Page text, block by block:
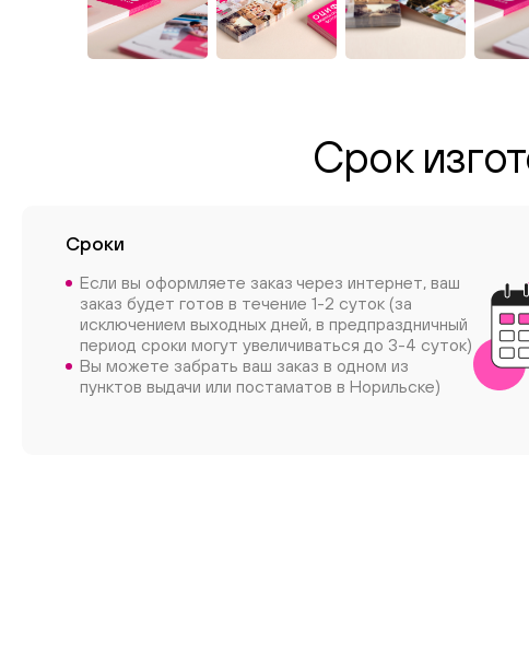
Срок
Сроки
Если вы оформляете заказ через интернет, ваш
заказ будет готов в течение 1-2 суток (за
исключением выходных дней, в предпраздничный
период сроки могут увеличиваться до 3-4 суток)
Вы можете забрать ваш заказ в одном из
пунктов выдачи или постаматов в Норильске)